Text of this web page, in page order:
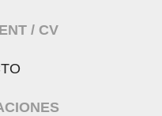
/ CV